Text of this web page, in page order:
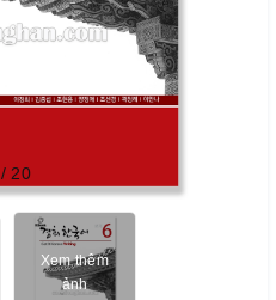
/ 20
Xem thêm
ảnh